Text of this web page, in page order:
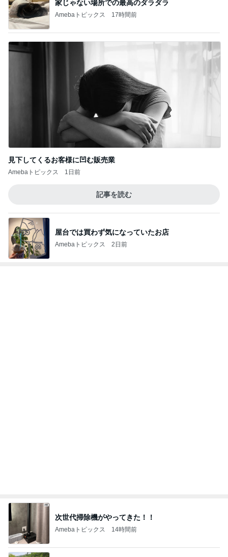
見下してくるお客様に凹む販売業
Amebaトピックス
屋台では買わず気になっていたお店
Amebaトピックス 2日前